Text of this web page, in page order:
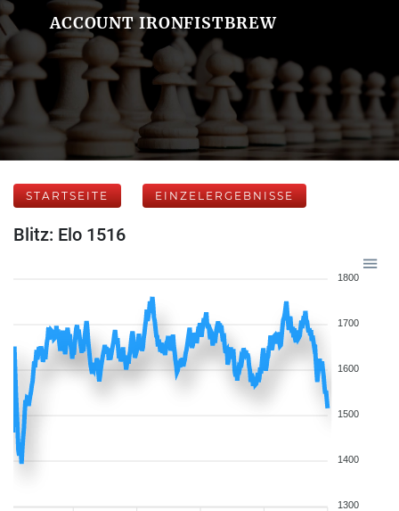
ACCOUNT IRONFISTBREW
STARTSEITE EINZELERGEBNISSE
Blitz: Elo 1516
1800
1700
1600
1500
1400
1300